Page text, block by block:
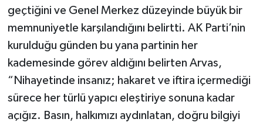
geçtiğini ve Genel Merkez düzeyinde büyük bir
memnuniyetle karşılandığını belirtti. AK Parti’nin
kurulduğu günden bu yana partinin her
kademesinde görev aldığını belirten Arvas,
“Nihayetinde insanız; hakaret ve iftira içermediği
sürece her türlü yapıcı eleştiriye sonuna kadar
açığız. Basın, halkımızı aydınlatan, doğru bilgiyi